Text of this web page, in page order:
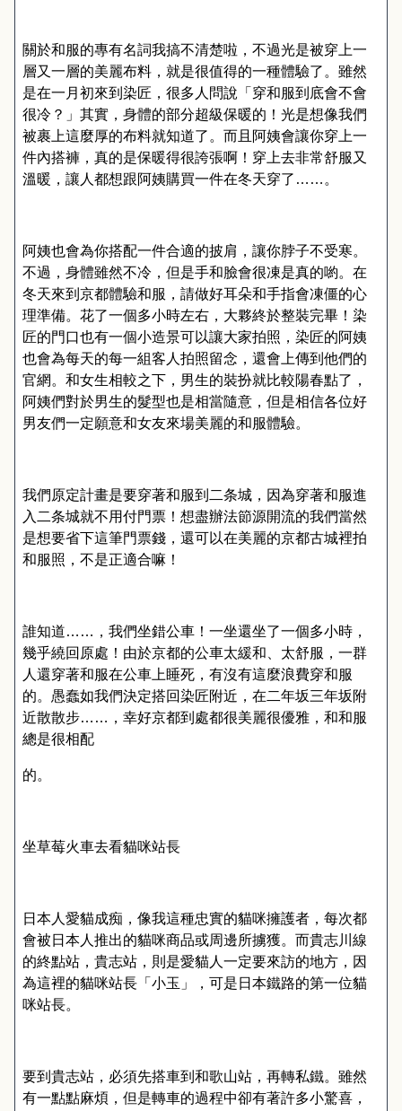
關於和服的專有名詞我搞不清楚啦，不過光是被穿上一
層又一層的美麗布料，就是很值得的一種體驗了。雖然
是在一月初來到染匠，很多人問說「穿和服到底會不會
很冷？」其實，身體的部分超級保暖的！光是想像我們
被裹上這麼厚的布料就知道了。而且阿姨會讓你穿上一
件內搭褲，真的是保暖得很誇張啊！穿上去非常舒服又
溫暖，讓人都想跟阿姨購買一件在冬天穿了……。
阿姨也會為你搭配一件合適的披肩，讓你脖子不受寒。
不過，身體雖然不冷，但是手和臉會很凍是真的喲。在
冬天來到京都體驗和服，請做好耳朵和手指會凍僵的心
理準備。花了一個多小時左右，大夥終於整裝完畢！染
匠的門口也有一個小造景可以讓大家拍照，染匠的阿姨
也會為每天的每一組客人拍照留念，還會上傳到他們的
官網。和女生相較之下，男生的裝扮就比較陽春點了，
阿姨們對於男生的髮型也是相當隨意，但是相信各位好
男友們一定願意和女友來場美麗的和服體驗。
我們原定計畫是要穿著和服到二条城，因為穿著和服進
入二条城就不用付門票！想盡辦法節源開流的我們當然
是想要省下這筆門票錢，還可以在美麗的京都古城裡拍
和服照，不是正適合嘛！
誰知道……，我們坐錯公車！一坐還坐了一個多小時，
幾乎繞回原處！由於京都的公車太緩和、太舒服，一群
人還穿著和服在公車上睡死，有沒有這麼浪費穿和服
的。愚蠢如我們決定搭回染匠附近，在二年坂三年坂附
近散散步……，幸好京都到處都很美麗很優雅，和和服
總是很相配
的。
坐草莓火車去看貓咪站長
日本人愛貓成痴，像我這種忠實的貓咪擁護者，每次都
會被日本人推出的貓咪商品或周邊所擄獲。而貴志川線
的終點站，貴志站，則是愛貓人一定要來訪的地方，因
為這裡的貓咪站長「小玉」，可是日本鐵路的第一位貓
咪站長。
要到貴志站，必須先搭車到和歌山站，再轉私鐵。雖然
有一點點麻煩，但是轉車的過程中卻有著許多小驚喜，